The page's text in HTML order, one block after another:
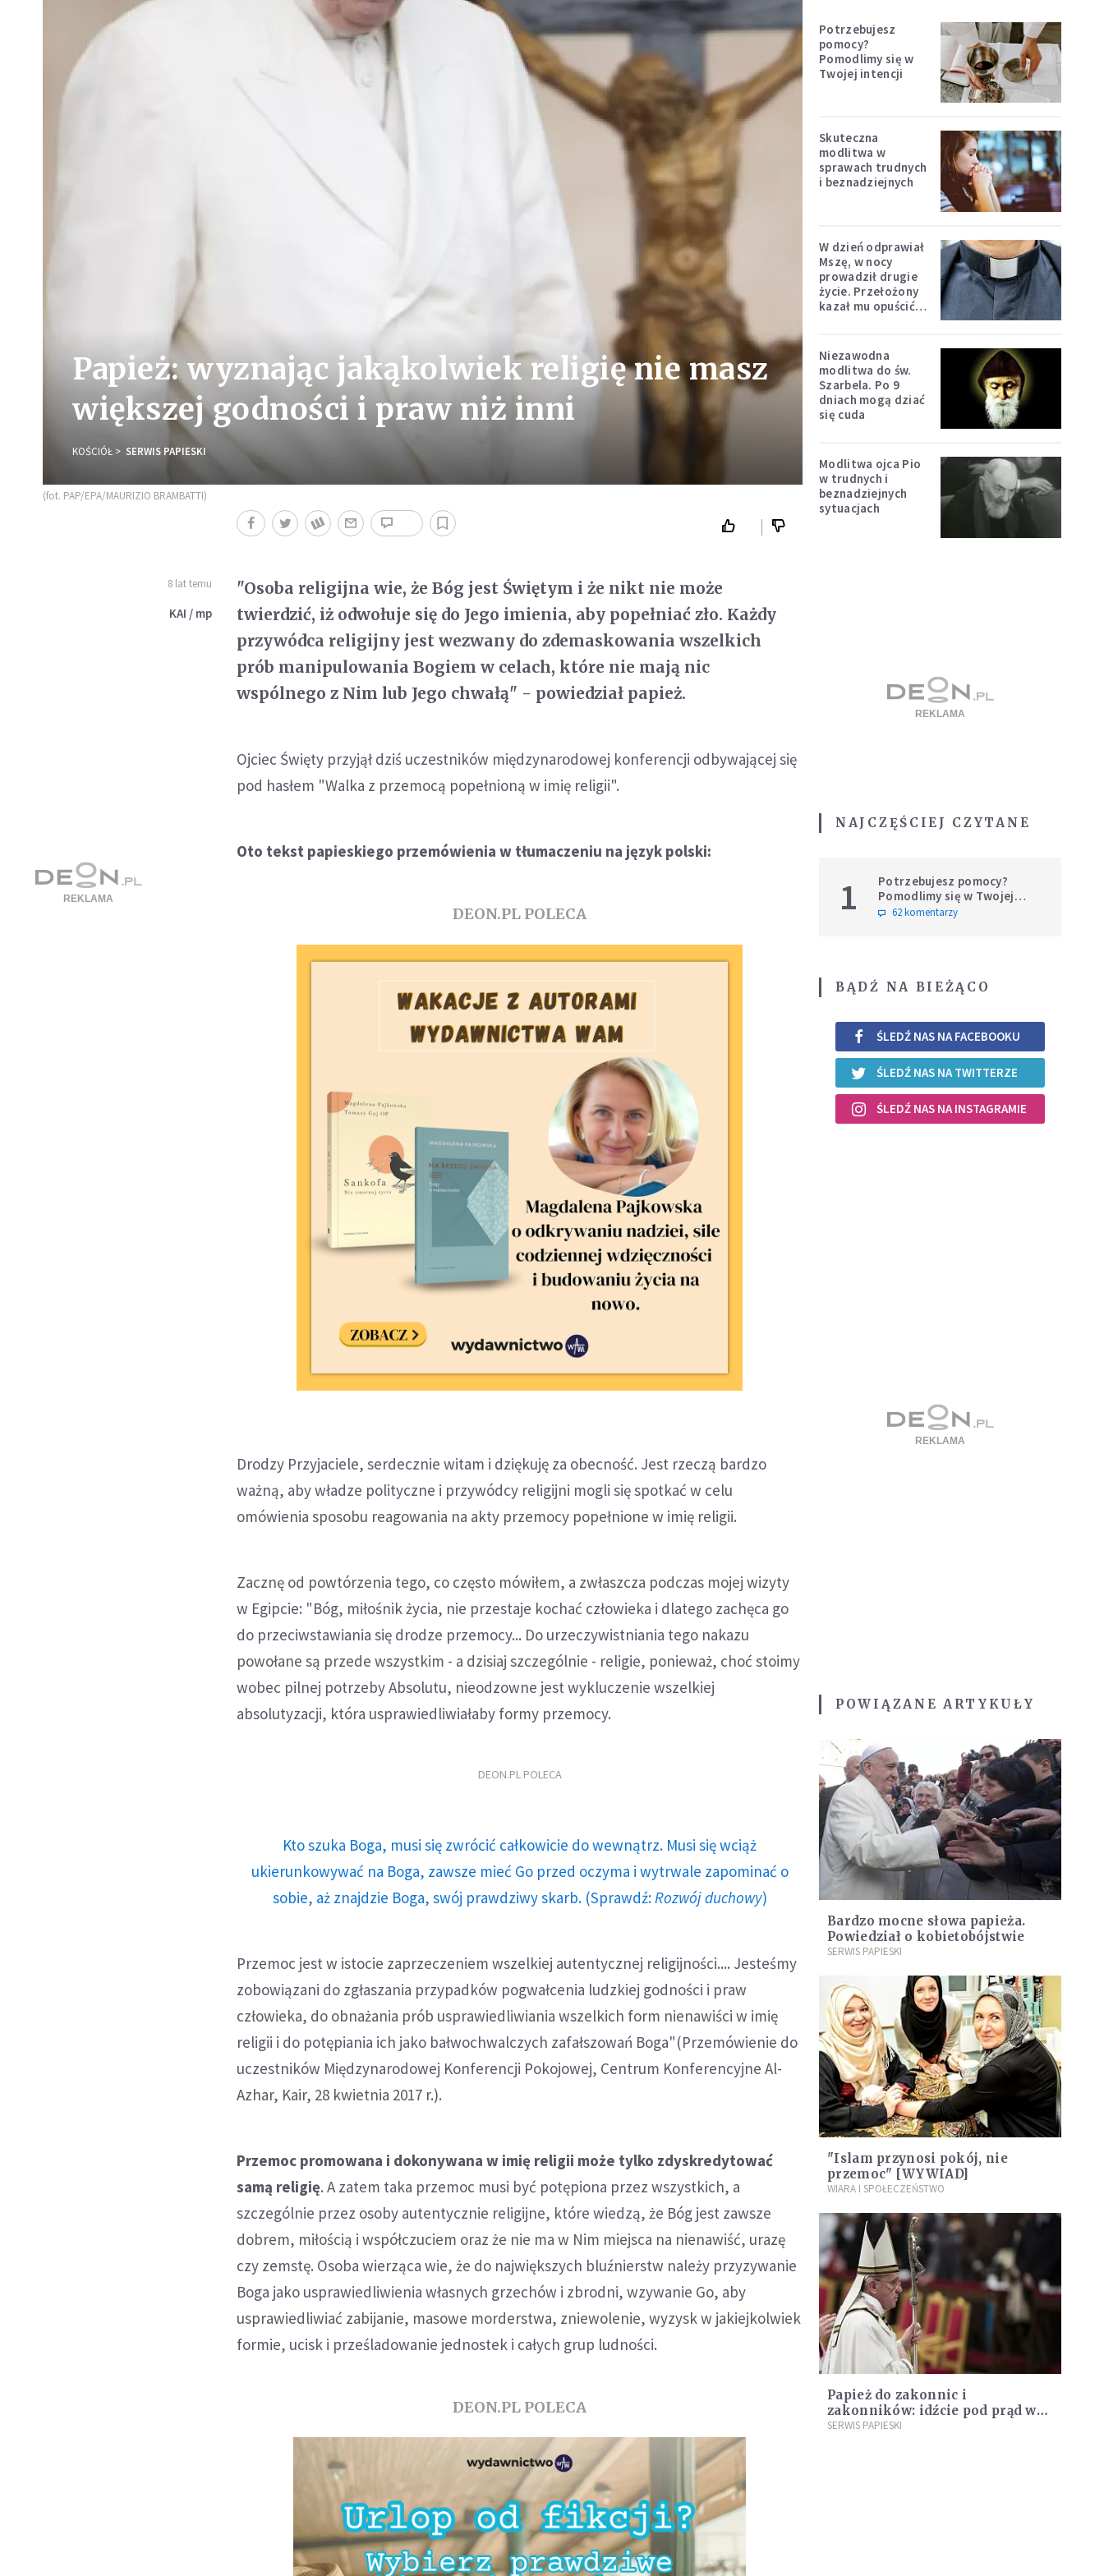
Papież: wyznając jakąkolwiek religię nie masz
większej godności i praw niż inni
KOŚCIÓŁ SERWIS PAPIESKI
(fot. PAP/EPA/MAURIZIO BRAMBATTI)
8 lat temu
KAI / mp
"Osoba religijna wie, że Bóg jest Świętym i że nikt nie może
twierdzić, iż odwołuje się do Jego imienia, aby popełniać zło. Każdy
przywódca religijny jest wezwany do zdemaskowania wszelkich
prób manipulowania Bogiem w celach, które nie mają nic
wspólnego z Nim lub Jego chwałą" - powiedział papież.
Ojciec Święty przyjął dziś uczestników międzynarodowej konferencji odbywającej się
pod hasłem "Walka z przemocą popełnioną w imię religii".
Oto tekst papieskiego przemówienia w tłumaczeniu na język polski:
DEON.PL POLECA
Drodzy Przyjaciele, serdecznie witam i dziękuję za obecność. Jest rzeczą bardzo
ważną, aby władze polityczne i przywódcy religijni mogli się spotkać w celu
omówienia sposobu reagowania na akty przemocy popełnione w imię religii.
Zacznę od powtórzenia tego, co często mówiłem, a zwłaszcza podczas mojej wizyty
w Egipcie: "Bóg, miłośnik życia, nie przestaje kochać człowieka i dlatego zachęca go
do przeciwstawiania się drodze przemocy... Do urzeczywistniania tego nakazu
powołane są przede wszystkim - a dzisiaj szczególnie - religie, ponieważ, choć stoimy
wobec pilnej potrzeby Absolutu, nieodzowne jest wykluczenie wszelkiej
absolutyzacji, która usprawiedliwiałaby formy przemocy.
DEON.PL POLECA
Kto szuka Boga, musi się zwrócić całkowicie do wewnątrz. Musi się wciąż
ukierunkowywać na Boga, zawsze mieć Go przed oczyma i wytrwale zapominać o
sobie, aż znajdzie Boga, swój prawdziwy skarb. (Sprawdź: Rozwój duchowy)
Przemoc jest w istocie zaprzeczeniem wszelkiej autentycznej religijności.... Jesteśmy
zobowiązani do zgłaszania przypadków pogwałcenia ludzkiej godności i praw
człowieka, do obnażania prób usprawiedliwiania wszelkich form nienawiści w imię
religii i do potępiania ich jako bałwochwalczych zafałszowań Boga"(Przemówienie do
uczestników Międzynarodowej Konferencji Pokojowej, Centrum Konferencyjne Al-
Azhar, Kair, 28 kwietnia 2017 r.).
Przemoc promowana i dokonywana w imię religii może tylko zdyskredytować
samą religię. A zatem taka przemoc musi być potępiona przez wszystkich, a
szczególnie przez osoby autentycznie religijne, które wiedzą, że Bóg jest zawsze
dobrem, miłością i współczuciem oraz że nie ma w Nim miejsca na nienawiść, urazę
czy zemstę. Osoba wierząca wie, że do największych bluźnierstw należy przyzywanie
Boga jako usprawiedliwienia własnych grzechów i zbrodni, wzywanie Go, aby
usprawiedliwiać zabijanie, masowe morderstwa, zniewolenie, wyzysk w jakiejkolwiek
formie, ucisk i prześladowanie jednostek i całych grup ludności.
DEON.PL POLECA
Potrzebujesz
pomocy?
Pomodlimy się w
Twojej intencji
Skuteczna
modlitwa w
sprawach trudnych
i beznadziejnych
W dzień odprawiał
Mszę, w nocy
prowadził drugie
życie. Przełożony
kazał mu opuścić
Niezawodna
modlitwa do św.
Szarbela. Po 9
dniach mogą dziać
się cuda
Modlitwa ojca Pio
w trudnych i
beznadziejnych
sytuacjach
NAJCZĘŚCIEJ CZYTANE
1
Potrzebujesz pomocy?
Pomodlimy się w Twojej
intencji
62 komentarzy
BĄDŹ NA BIEŻĄCO
ŚLEDŹ NAS NA FACEBOOKU
ŚLEDŹ NAS NA TWITTERZE
ŚLEDŹ NAS NA INSTAGRAMIE
POWIĄZANE ARTYKUŁY
Bardzo mocne słowa papieża.
Powiedział o kobietobójstwie
SERWIS PAPIESKI
"Islam przynosi pokój, nie
przemoc" [WYWIAD]
WIARA I SPOŁECZEŃSTWO
Papież do zakonnic i
zakonników: idźcie pod prąd w
dzisiejszym świecie
SERWIS PAPIESKI